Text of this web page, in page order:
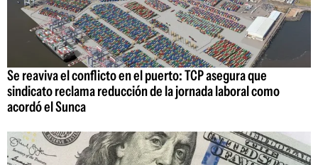
Se reaviva el conflicto en el puerto: TCP asegura que
sindicato reclama reducción de la jornada laboral como
acordó el Sunca